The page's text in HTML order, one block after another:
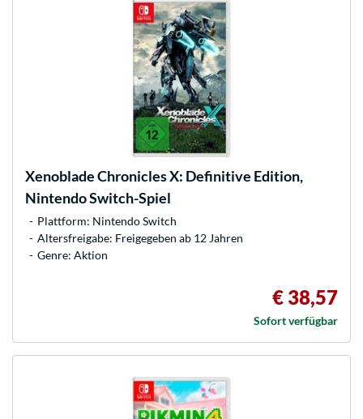
Xenoblade Chronicles X: Definitive Edition,
Nintendo Switch-Spiel
Plattform: Nintendo Switch
Altersfreigabe: Freigegeben ab 12 Jahren
Genre: Aktion
€ 38,57
Sofort verfügbar